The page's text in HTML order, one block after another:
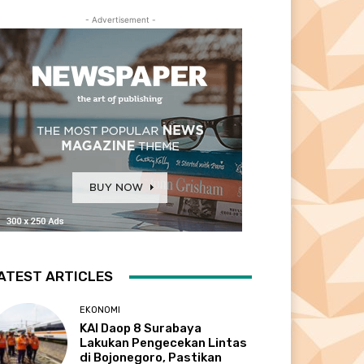
- Advertisement -
ARTICLES
EKONOMI
KAI Daop 8 Surabaya
Lakukan Pengecekan Lintas
di Bojonegoro, Pastikan